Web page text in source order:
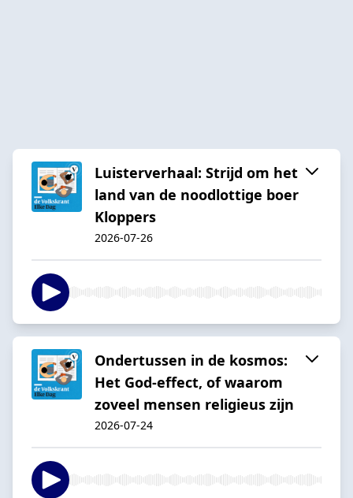
Luisterverhaal: Strijd om het
land van de noodlottige boer
Kloppers
2026-07-26
Ondertussen in de kosmos:
Het God-effect, of waarom
zoveel mensen religieus zijn
2026-07-24